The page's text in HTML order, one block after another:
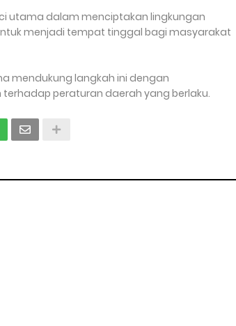
utama dalam menciptakan lingkungan
menjadi tempat tinggal bagi masyarakat
mendukung langkah ini dengan
peraturan daerah yang berlaku.